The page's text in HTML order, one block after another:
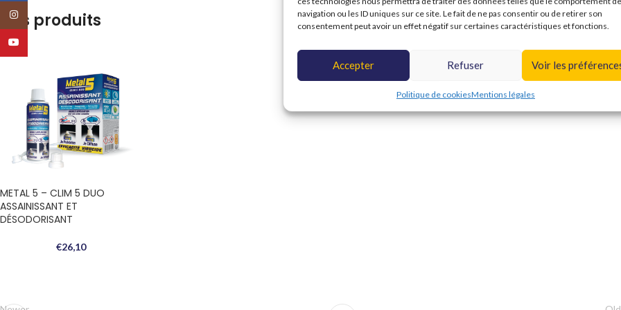
navigation ou les ID uniques sur ce site. Le fait de ne pas consentir ou de retirer son
consentement peut avoir un effet négatif sur certaines caractéristiques et fonctions.
Accepter Refuser Voir les
Politique de cookiesMentions légales
Nos produits
METAL 5 – CLIM 5 DUO
ASSAINISSANT ET
DÉSODORISANT
€26,10
Instagram